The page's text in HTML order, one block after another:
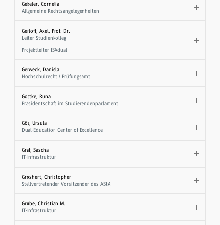
Gekeler, Cornelia
Allgemeine Rechtsangelegenheiten
Gerloff, Axel, Prof. Dr.
Leiter Studienkolleg
Projektleiter ISAdual
Gerweck, Daniela
Hochschulrecht / Prüfungsamt
Gottke, Runa
Präsidentschaft im Studierendenparlament
Göz, Ursula
Dual-Education Center of Excellence
Graf, Sascha
IT-Infrastruktur
Groshert, Christopher
Stellvertretender Vorsitzender des AStA
Grube, Christian M.
IT-Infrastruktur